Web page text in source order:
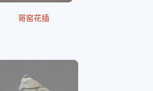
哥窑花插